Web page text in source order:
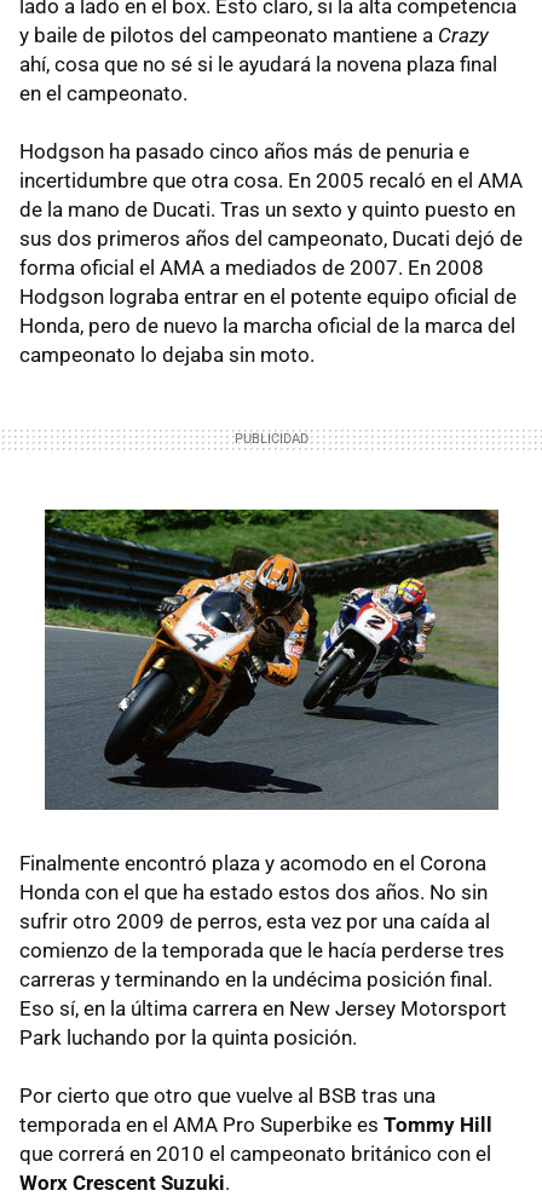
lado a lado en el box. Ésto claro, si la alta competencia
y baile de pilotos del campeonato mantiene a Crazy
ahí, cosa que no sé si le ayudará la novena plaza final
en el campeonato.
Hodgson ha pasado cinco años más de penuria e
incertidumbre que otra cosa. En 2005 recaló en el AMA
de la mano de Ducati. Tras un sexto y quinto puesto en
sus dos primeros años del campeonato, Ducati dejó de
forma oficial el AMA a mediados de 2007. En 2008
Hodgson lograba entrar en el potente equipo oficial de
Honda, pero de nuevo la marcha oficial de la marca del
campeonato lo dejaba sin moto.
Finalmente encontró plaza y acomodo en el Corona
Honda con el que ha estado estos dos años. No sin
sufrir otro 2009 de perros, esta vez por una caída al
comienzo de la temporada que le hacía perderse tres
carreras y terminando en la undécima posición final.
Eso sí, en la última carrera en New Jersey Motorsport
Park luchando por la quinta posición.
Por cierto que otro que vuelve al BSB tras una
temporada en el AMA Pro Superbike es Tommy Hill
que correrá en 2010 el campeonato británico con el
Worx Crescent Suzuki.